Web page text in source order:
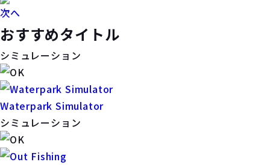
次へ
おすすめタイトル
シミュレーション
Waterpark Simulator
シミュレーション